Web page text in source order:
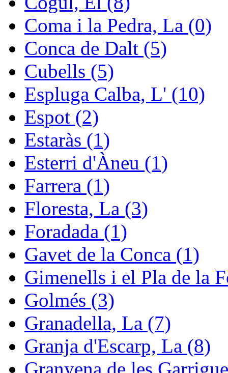
Coma i la Pedra, La (0)
Conca de Dalt (5)
Cubells (5)
Espluga Calba, L' (10)
Espot (2)
Estaràs (1)
Esterri d'Àneu (1)
Farrera (1)
Floresta, La (3)
Foradada (1)
Gavet de la Conca (1)
Gimenells i el Pla de la
Golmés (3)
Granadella, La (7)
Granja d'Escarp, La (8)